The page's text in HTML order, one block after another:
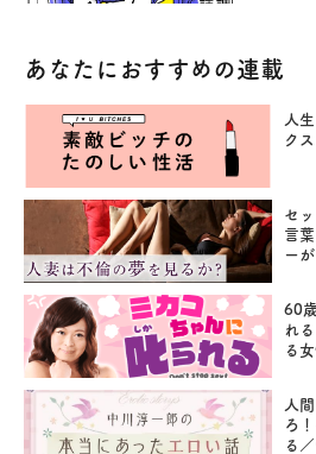
あなたにおすすめの連載
人
ク
セ
言
ー
60
れ
る
人
ろ
る